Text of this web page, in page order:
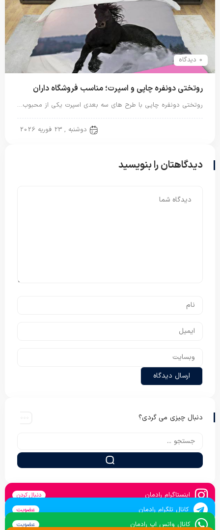
0 دیدگاه
روتختی دونفره چاپی و اسپرت؛ مناسب فروشگاه داران
روتختی دونفره چاپی با طرح های سه بعدی اسپرت یکی از محبوب…
دوشنبه , 23 فوریه 2026
دیدگاهتان را بنویسید
دنبال چیزی می گردی؟
اینستاگرام رادمان دنبال کردن
کانال تلگرام رادمان عضویت
کانال واتس اپ رادمان عضویت